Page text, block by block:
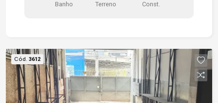
Banho Terreno Const.
Cód. 3612